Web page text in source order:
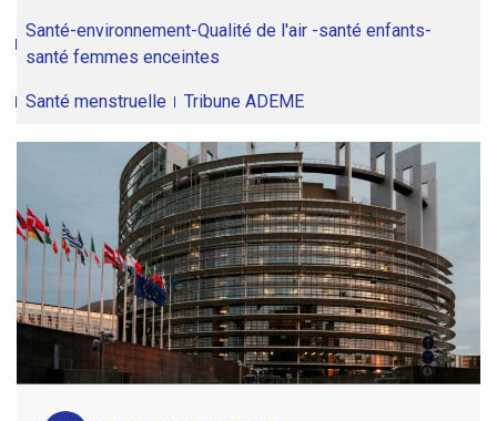
Santé-environnement-Qualité de l'air -santé enfants-
santé femmes enceintes
Santé menstruelle Tribune ADEME